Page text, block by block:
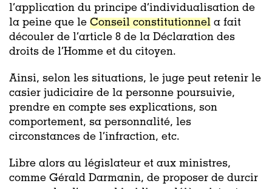
l’application du principe d’individualisation de
la peine que le Conseil constitutionnel a fait
découler de l’article 8 de la Déclaration des
droits de l’Homme et du citoyen.
Ainsi, selon les situations, le juge peut retenir le
casier judiciaire de la personne poursuivie,
prendre en compte ses explications, son
comportement, sa personnalité, les
circonstances de l’infraction, etc.
Libre alors au législateur et aux ministres,
comme Gérald Darmanin, de proposer de durcir